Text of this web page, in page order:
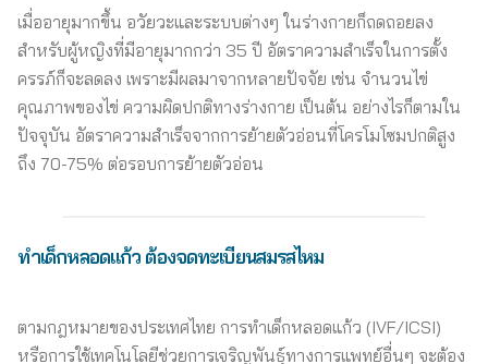
เมื่ออายุมากขึ้น อวัยวะและระบบต่างๆ ในร่างกายก็ถดถอยลง
สำหรับผู้หญิงที่มีอายุมากกว่า 35 ปี อัตราความสำเร็จในการตั้ง
ครรภ์ก็จะลดลง เพราะมีผลมาจากหลายปัจจัย เช่น จำนวนไข่
คุณภาพของไข่ ความผิดปกติทางร่างกาย เป็นต้น อย่างไรก็ตามใน
ปัจจุบัน อัตราความสำเร็จจากการย้ายตัวอ่อนที่โครโมโซมปกติสูง
ถึง 70-75% ต่อรอบการย้ายตัวอ่อน
ทำเด็กหลอดแก้ว ต้องจดทะเบียนสมรสไหม
ตามกฎหมายของประเทศไทย การทำเด็กหลอดแก้ว (IVF/ICSI)
หรือการใช้เทคโนโลยีช่วยการเจริญพันธุ์ทางการแพทย์อื่นๆ จะต้อง